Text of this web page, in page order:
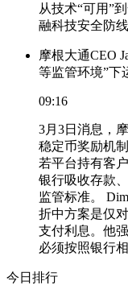
从技术“可用”
融科技安全防线
摩根大通CEO
等监管环境”下
09:16
3月3日消息，
稳定币奖励机
若平台持有客
银行吸收存款
监管标准。
折中方案是仅
支付利息。他
必须按照银行
今日排行